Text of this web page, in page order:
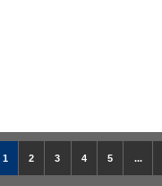
1 2 3 4 5 ...